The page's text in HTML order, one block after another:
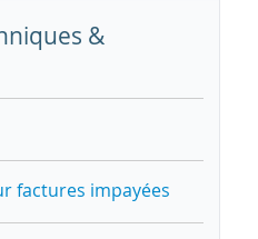
&
factures impayées